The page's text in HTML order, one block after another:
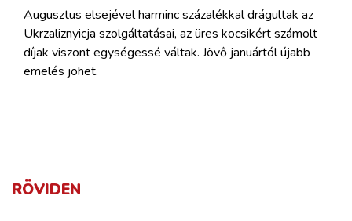
Augusztus elsejével harminc százalékkal drágultak az
Ukrzaliznyicja szolgáltatásai, az üres kocsikért számolt
díjak viszont egységessé váltak. Jövő januártól újabb
emelés jöhet.
RÖVIDEN